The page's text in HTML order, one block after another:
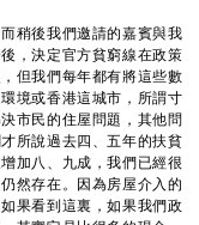
稍後我們邀請的嘉賓與我
，決定官方貧窮線在政策
但我們每年都有將這些數
境或香港這城市，所謂寸
市民的住屋問題，其他問
所說過去四、五年的扶貧
加八、九成，我們已經很
然存在。因為房屋介入的
果看到這裏，如果我們政